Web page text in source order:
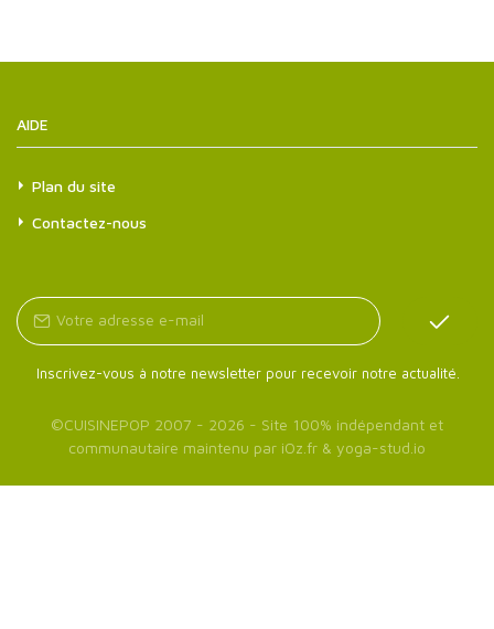
AIDE
Plan du site
Contactez-nous
Inscrivez-vous à notre newsletter pour recevoir notre actualité.
©CUISINEPOP 2007 - 2026 - Site 100% indépendant et
communautaire maintenu par iOz.fr & yoga-stud.io